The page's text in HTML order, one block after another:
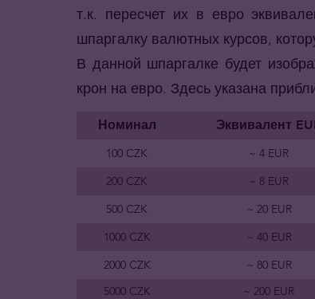
т.к. пересчет их в евро
шпаргалку валютных курсов,
В данной шпаргалке будет
крон на евро. Здесь указана
Номинал Эквивалент
100 CZK
~ 4 EUR
200 CZK
~ 8 EUR
500 CZK
~ 20 EUR
1000 CZK
~ 40 EUR
2000 CZK
~ 80 EUR
5000 CZK
~ 200 EUR